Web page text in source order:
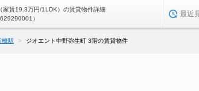
家賃19.3万円/1LDK）の賃貸物件詳細
）
最近
橋駅 ジオエント中野弥生町 3階の賃貸物件